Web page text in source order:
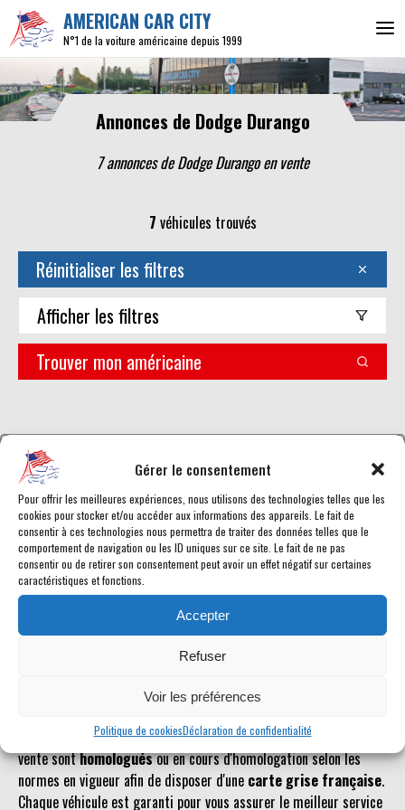
Gérer le consentement
Pour offrir les meilleures expériences, nous utilisons des technologies telles que les
cookies pour stocker et/ou accéder aux informations des appareils. Le fait de
consentir à ces technologies nous permettra de traiter des données telles que le
comportement de navigation ou les ID uniques sur ce site. Le fait de ne pas
consentir ou de retirer son consentement peut avoir un effet négatif sur certaines
caractéristiques et fonctions.
Accepter
Refuser
Voir les préférences
Politique de cookiesDéclaration de confidentialité
AMERICAN CAR CITY
N°1 de la voiture américaine depuis 1999
Annonces de Dodge Durango
7 annonces de Dodge Durango en vente
chez American Car City, en temps réel. Tous les Dodge Durango en
vente sonthomologuésou en cours d'homologation selon les
normes en vigueur afin de disposer d'une carte grise française.
Chaque véhicule est garanti pour vous assurer le meilleur service
7 véhicules trouvés
Réinitialiser les filtres
Afficher les filtres
Trouver mon américaine
Référence inconnue
Le véhicule recherché n'est pas ou plus référencé.
Retourner à la liste des véhicules en stock